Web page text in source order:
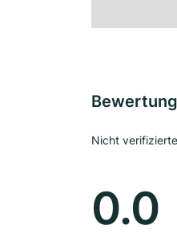
Nicht
0.0